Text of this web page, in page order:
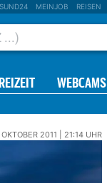
MEINJOB REISEN
WEBCAMS
2011 | 21:14 UHR